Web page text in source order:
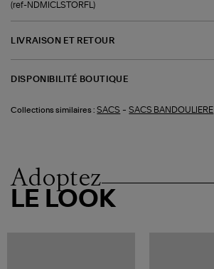
(ref-NDMICLSTORFL)
LIVRAISON ET RETOUR
DISPONIBILITÉ BOUTIQUE
Collections similaires : SACS -SACS BANDOULIERE
Adoptez
LE LOOK